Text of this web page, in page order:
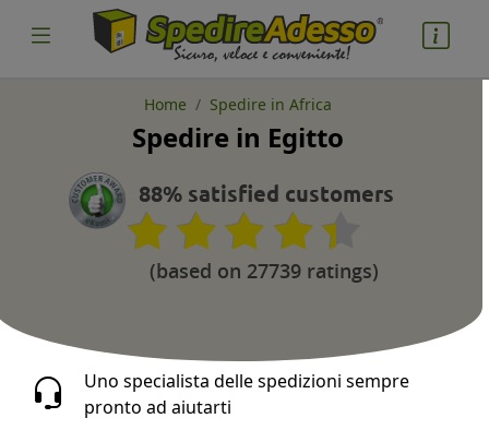
cosa spedire
Pacco
Nazione partenza
Nazione arrivo
Home Spedire in Africa
Spedire in Egitto
88% satisfied customers
(based on 27739 ratings)
Uno specialista delle spedizioni sempre
pronto ad aiutarti